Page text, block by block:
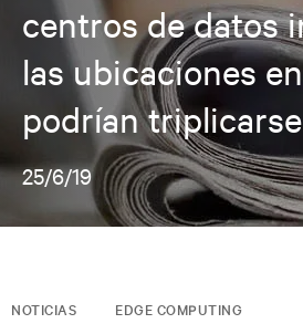
centros de datos
las ubicaciones
podrían
25/6/19
NOTICIAS EDGE COMPUTING